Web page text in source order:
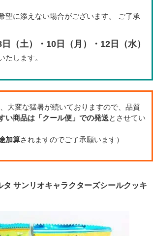
望に添えない場合がございます。 ご了承
（土）・10日（月）・12日（水）
たします。
大変な猛暑が続いておりますので、品質
い商品は「クール便」での発送とさせてい
加算されますのでご了承願います）
サンリオキャラクターズシールクッキ